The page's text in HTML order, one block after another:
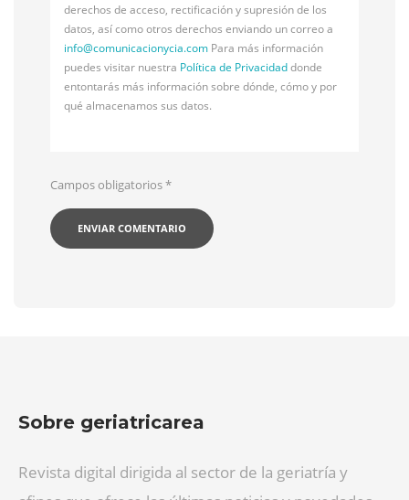
derechos de acceso, rectificación y supresión de los
datos, así como otros derechos enviando un correo a
info@comunicacionycia.com Para más información
puedes visitar nuestra Política de Privacidaddonde
entontarás más información sobre dónde, cómo y por
qué almacenamos sus datos.
Campos obligatorios*
Sobre geriatricarea
Revista digital dirigida al sector de la geriatría y